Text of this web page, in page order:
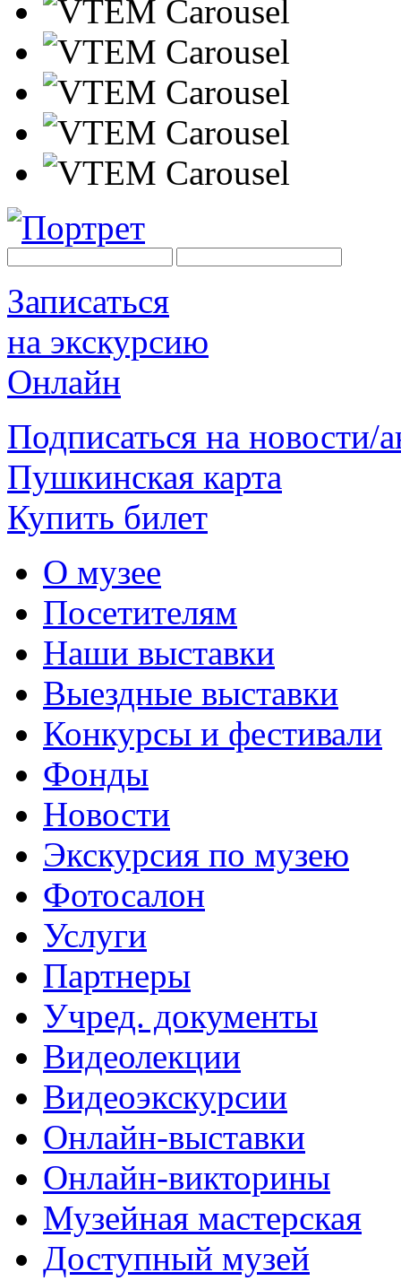
Записаться
на экскурсию
Онлайн
Подписаться на новости/
Пушкинская карта
Купить билет
О музее
Посетителям
Наши выставки
Выездные выставки
Конкурсы и фестивали
Фонды
Новости
Экскурсия по музею
Фотосалон
Услуги
Партнеры
Учред. документы
Видеолекции
Видеоэкскурсии
Онлайн-выставки
Онлайн-викторины
Музейная мастерская
Доступный музей